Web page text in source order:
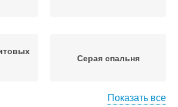
Серая спальня
Показать все